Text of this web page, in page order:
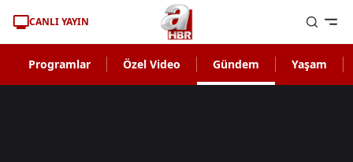
CANLI YAYIN
Programlar Özel Video Gündem Yaşam